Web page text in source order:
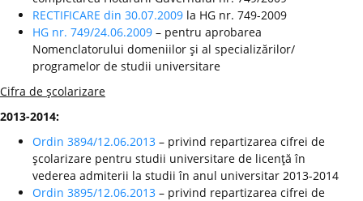
RECTIFICARE din 30.07.2009 la HG nr. 749-2009
HG nr. 749/24.06.2009 – pentru aprobarea
Nomenclatorului domeniilor şi al specializărilor/
programelor de studii universitare
Cifra de şcolarizare
2013-2014:
Ordin 3894/12.06.2013 – privind repartizarea cifrei de
şcolarizare pentru studii universitare de licenţă în
vederea admiterii la studii în anul universitar 2013-2014
Ordin 3895/12.06.2013 – privind repartizarea cifrei de